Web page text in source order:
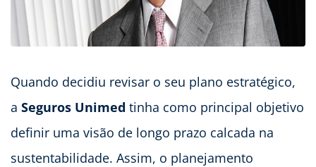
Quando decidiu revisar o seu plano estratégico,
a Seguros Unimed tinha como principal objetivo
definir uma visão de longo prazo calcada na
sustentabilidade. Assim, o planejamento